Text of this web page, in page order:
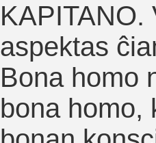
KAPITANO.
aspektas
Bona homo
bona homo,